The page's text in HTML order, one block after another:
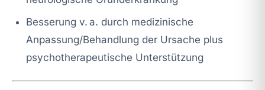
Besserung v. a. durch medizinische
Anpassung/Behandlung der Ursache plus
psychotherapeutische Unterstützung